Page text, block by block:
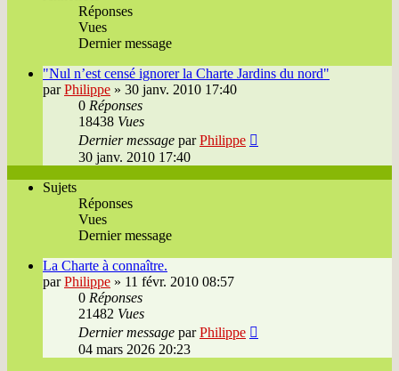
Réponses
Vues
Dernier message
"Nul n’est censé ignorer la Charte Jardins du nord"
parPhilippe » 30 janv. 2010 17:40
0 Réponses
18438 Vues
Dernier message parPhilippe
30 janv. 2010 17:40
Sujets
Réponses
Vues
Dernier message
La Charte à connaître.
parPhilippe » 11 févr. 2010 08:57
0 Réponses
21482 Vues
Dernier message parPhilippe
04 mars 2026 20:23